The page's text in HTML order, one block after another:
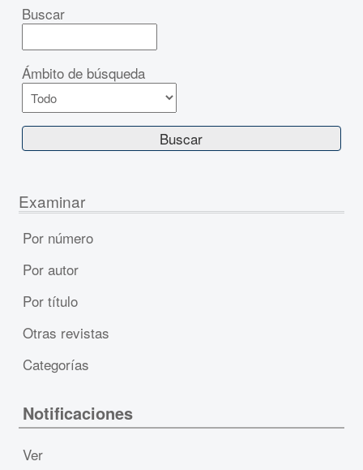
Buscar
Ámbito de búsqueda
Examinar
Por número
Por autor
Por título
Otras revistas
Categorías
Notificaciones
Ver